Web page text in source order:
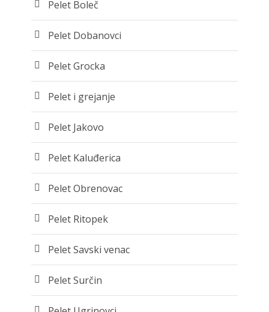
Pelet Boleč
Pelet Dobanovci
Pelet Grocka
Pelet i grejanje
Pelet Jakovo
Pelet Kaluđerica
Pelet Obrenovac
Pelet Ritopek
Pelet Savski venac
Pelet Surčin